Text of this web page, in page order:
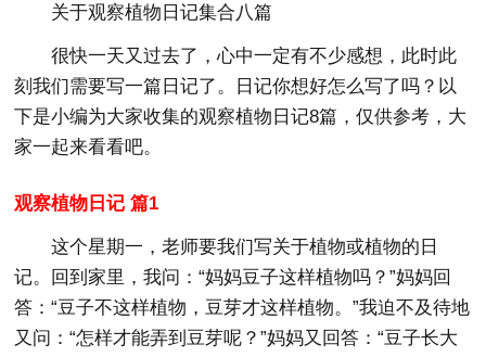
关于观察植物日记集合八篇
很快一天又过去了，心中一定有不少感想，此时此
刻我们需要写一篇日记了。日记你想好怎么写了吗？以
下是小编为大家收集的观察植物日记8篇，仅供参考，大
家一起来看看吧。
观察植物日记 篇1
这个星期一，老师要我们写关于植物或植物的日
记。回到家里，我问：“妈妈豆子这样植物吗？”妈妈回
答：“豆子不这样植物，豆芽才这样植物。”我迫不及待地
又问：“怎样才能弄到豆芽呢？”妈妈又回答：“豆子长大